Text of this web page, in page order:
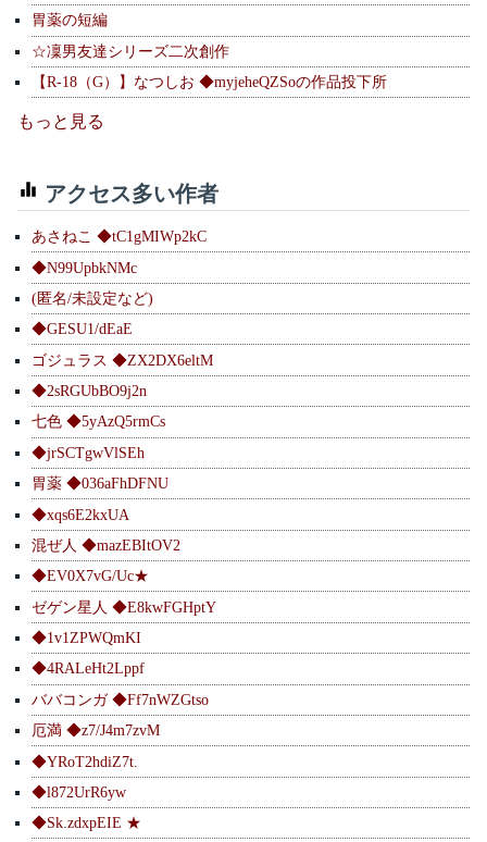
胃薬の短編
☆凜男友達シリーズ二次創作
【R-18（G）】なつしお ◆myjeheQZSoの作品投下所
もっと見る
アクセス多い作者
あさねこ ◆tC1gMIWp2kC
◆N99UpbkNMc
(匿名/未設定など)
◆GESU1/dEaE
ゴジュラス ◆ZX2DX6eltM
◆2sRGUbBO9j2n
七色 ◆5yAzQ5rmCs
◆jrSCTgwVlSEh
胃薬 ◆036aFhDFNU
◆xqs6E2kxUA
混ぜ人 ◆mazEBItOV2
◆EV0X7vG/Uc★
ゼゲン星人 ◆E8kwFGHptY
◆1v1ZPWQmKI
◆4RALeHt2Lppf
ババコンガ ◆Ff7nWZGtso
厄満 ◆z7/J4m7zvM
◆YRoT2hdiZ7t.
◆l872UrR6yw
◆Sk.zdxpEIE ★